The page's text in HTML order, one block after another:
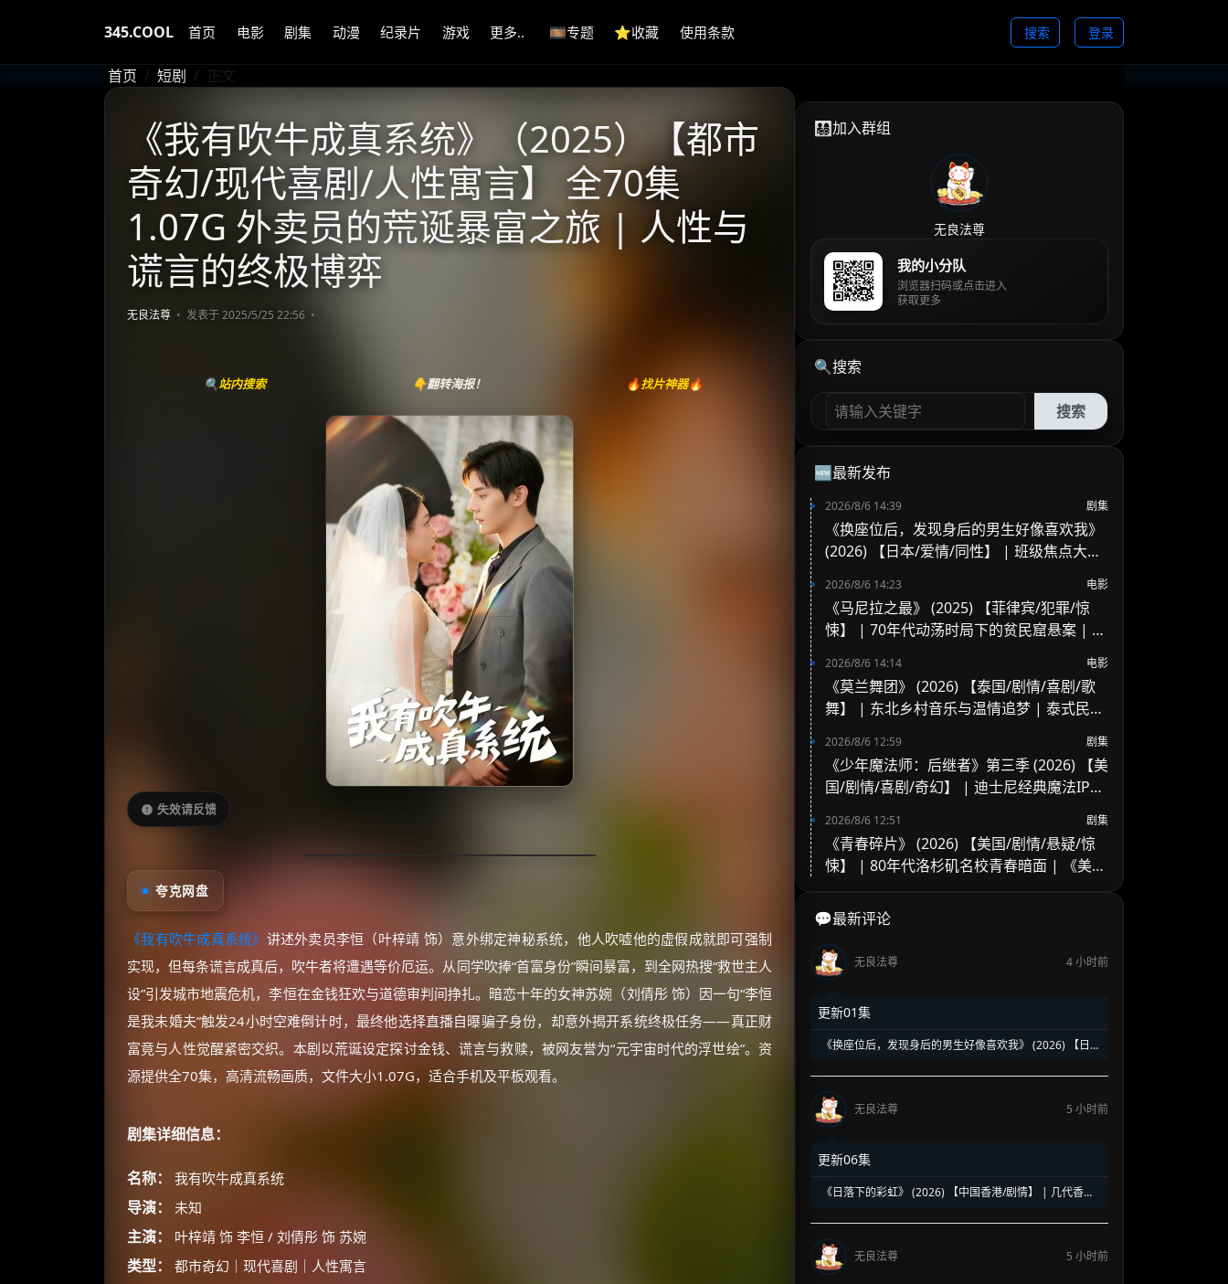
345.COOL 首页 电影 剧集 动漫 纪录片 游戏 更多.. 🎞️专题 ⭐️收藏 使用条款 搜索 登录
首页 短剧 正文
《我有吹牛成真系统》‌（2025）【都市
奇幻/现代喜剧/人性寓言】 全70集
1.07G 外卖员的荒诞暴富之旅 | 人性与
谎言的终极博弈
无良法尊 发表于 2025/5/25 22:56
🔍站内搜索 👇翻转海报！ 🔥找片神器🔥
失效请反馈
夸克网盘
《我有吹牛成真系统》 讲述外卖员李恒（叶梓靖 饰）意外绑定神秘系统，他人吹嘘他的虚假成就即可强制
实现，但每条谎言成真后，吹牛者将遭遇等价厄运。从同学吹捧“首富身份”瞬间暴富，到全网热搜“救世主人
设”引发城市地震危机，李恒在金钱狂欢与道德审判间挣扎。暗恋十年的女神苏婉（刘倩彤 饰）因一句“李恒
是我未婚夫”触发24小时空难倒计时，最终他选择直播自曝骗子身份，却意外揭开系统终极任务——真正财
富竟与人性觉醒紧密交织。本剧以荒诞设定探讨金钱、谎言与救赎，被网友誉为“元宇宙时代的浮世绘”。资
源提供全70集，高清流畅画质，文件大小1.07G，适合手机及平板观看。
剧集详细信息：
名称： 我有吹牛成真系统
导演： 未知
主演： 叶梓靖 饰 李恒 / 刘倩彤 饰 苏婉
类型： 都市奇幻｜现代喜剧｜人性寓言
👨‍👩‍👧‍👦加入群组
无良法尊
我的小分队
浏览器扫码或点击进入
获取更多
🔍搜索
搜索
🆕最新发布
2026/8/6 14:39 剧集
《换座位后，发现身后的男生好像喜欢我》
(2026) 【日本/爱情/同性】 | 班级焦点大帅
高甜校园BL
2026/8/6 14:23 电影
《马尼拉之最》 (2025) 【菲律宾/犯罪/惊
悚】 | 70年代动荡时局下的贫民窟悬案 | 菲
2026/8/6 14:14 电影
《莫兰舞团》 (2026) 【泰国/剧情/喜剧/歌
舞】 | 东北乡村音乐与温情追梦 | 泰式民谣
2026/8/6 12:59 剧集
《少年魔法师：后继者》第三季 (2026) 【美
国/剧情/喜剧/奇幻】 | 迪士尼经典魔法IP终
2026/8/6 12:51 剧集
《青春碎片》 (2026) 【美国/剧情/悬疑/惊
悚】 | 80年代洛杉矶名校青春暗面 | 《美国
💬最新评论
无良法尊 4 小时前
更新01集
《换座位后，发现身后的男生好像喜欢我》 (2026) 【日
座位引发的直球高甜校园BL
无良法尊
5 小时前
更新06集
《日落下的彩虹》 (2026) 【中国香港/剧情】 | 几代香港
无良法尊 5 小时前